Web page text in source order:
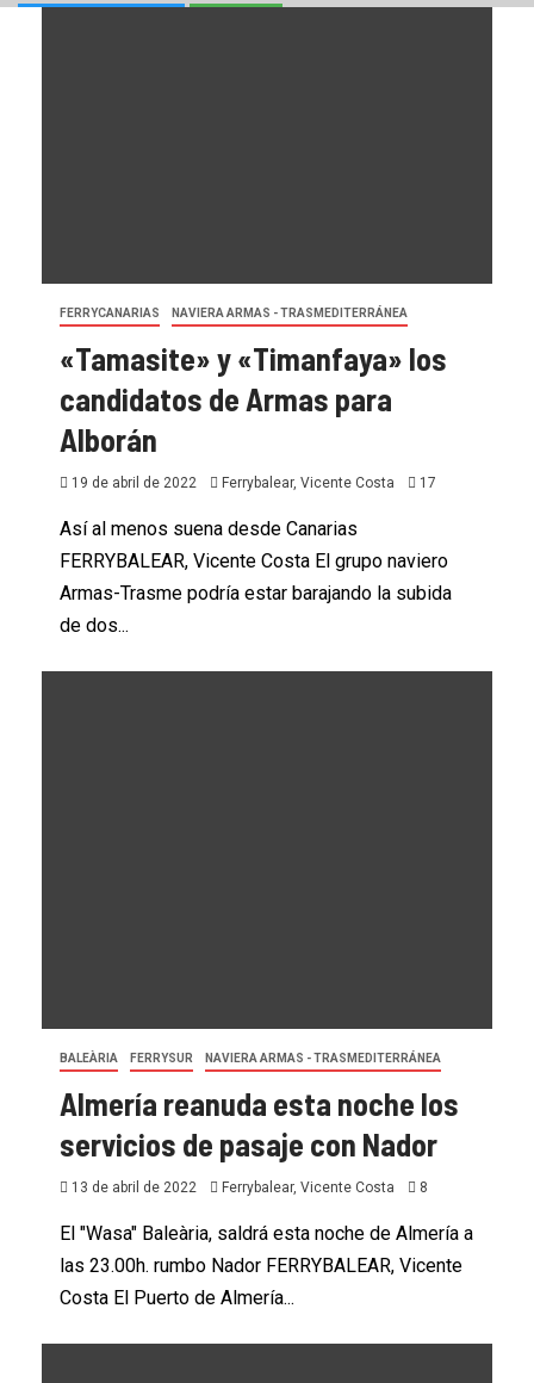
FERRYCANARIAS NAVIERA ARMAS - TRASMEDITERRÁNEA
«Tamasite» y «Timanfaya» los
candidatos de Armas para
Alborán
19 de abril de 2022 Ferrybalear, Vicente Costa 17
Así al menos suena desde Canarias
FERRYBALEAR, Vicente Costa El grupo naviero
Armas-Trasme podría estar barajando la subida
de dos...
BALEÀRIA FERRYSUR NAVIERA ARMAS - TRASMEDITERRÁNEA
Almería reanuda esta noche los
servicios de pasaje con Nador
13 de abril de 2022 Ferrybalear, Vicente Costa 8
El "Wasa" Baleària, saldrá esta noche de Almería a
las 23.00h. rumbo Nador FERRYBALEAR, Vicente
Costa El Puerto de Almería...